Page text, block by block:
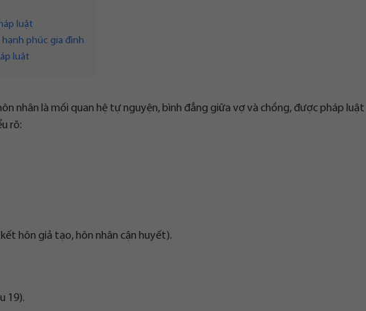
luật
phúc gia đình
luật
nhân là mối quan hệ tự nguyện, bình đẳng giữa vợ và chồng, được pháp luật
rõ:
hôn giả tạo, hôn nhân cận huyết).
19).